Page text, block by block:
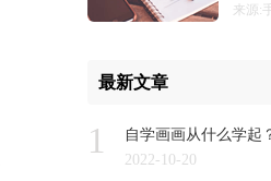
来源:
最新文章
1
自学画画从什么学起
识
2022-10-20